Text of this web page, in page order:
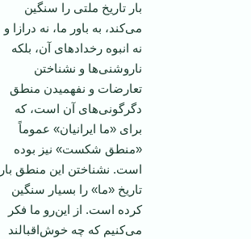
بار تاریخ ملتی را سنگین
می‌کند، به باور ما، نه درازا و
نه انبوه رخدادهای آن، بلکه
ناروشنی‌ها و نشناختن
تعارضات و نفهمیدن منطق
دگرگونی‌های آن است، که
برای «ما ایرانیان» عموماً
«منطق شکست» نیز بوده
است. نشناختن این منطق بار
تاریخ «ما» را بسیار سنگین
کرده است. از این‌رو ما فکر
می‌کنیم که چه خوش‌اقبالند